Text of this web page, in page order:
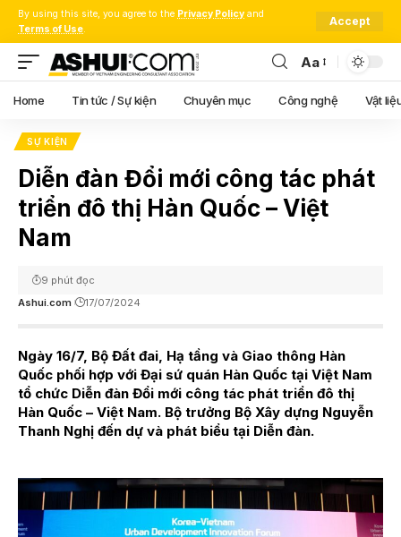
By using this site, you agree to the Privacy Policy and
Terms of Use.
Accept
Font
Resizer
Aa
Home Tin tức / Sự kiện Chuyên mục Công nghệ Vật
SỰ KIỆN
Diễn đàn Đổi mới công tác phát
triển đô thị Hàn Quốc – Việt
Nam
Ashui.com 17/07/2024
9 phút đọc
Ngày 16/7, Bộ Đất đai, Hạ tầng và Giao thông Hàn
Quốc phối hợp với Đại sứ quán Hàn Quốc tại Việt Nam
tổ chức Diễn đàn Đổi mới công tác phát triển đô thị
Hàn Quốc – Việt Nam. Bộ trưởng Bộ Xây dựng Nguyễn
Thanh Nghị đến dự và phát biểu tại Diễn đàn.